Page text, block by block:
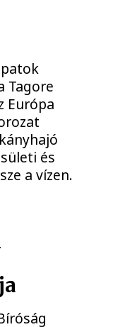
Tagore
Európa
és
a vízen.